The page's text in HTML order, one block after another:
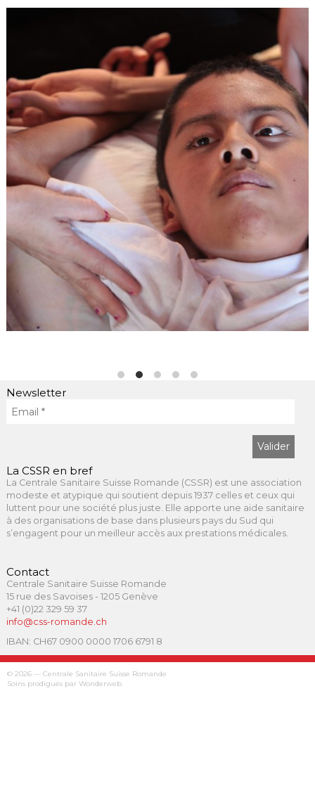
Newsletter
La CSSR en bref
La Centrale Sanitaire Suisse Romande (CSSR) est une association
modeste et atypique qui soutient depuis 1937 celles et ceux qui
luttent pour une société plus juste. Elle apporte une aide sanitaire
à des organisations de base dans plusieurs pays du Sud qui
s’engagent pour un meilleur accès aux prestations médicales.
Contact
Centrale Sanitaire Suisse Romande
15 rue des Savoises - 1205 Genève
+41 (0)22 329 59 37
info@css-romande.ch
IBAN: CH67 0900 0000 1706 6791 8
© 2026 — Centrale Sanitaire Suisse Romande
Soins prodigués par Wonderweb